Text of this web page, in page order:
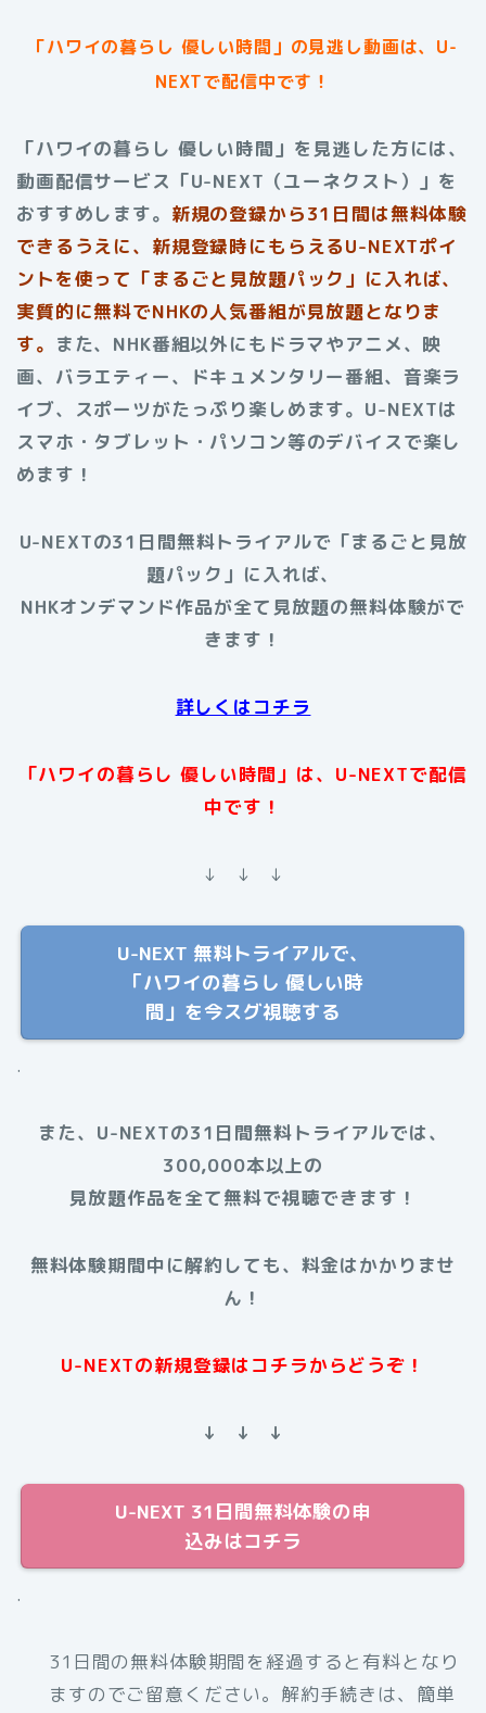
「ハワイの暮らし 優しい時間」 の見逃し動画は、U-
NEXTで配信中です！
「ハワイの暮らし 優しい時間」を見逃した方には、
動画配信サービス「U-NEXT（ユーネクスト）」を
おすすめします。 新規の登録から31日間は無料体験
できるうえに、新規登録時にもらえるU-NEXTポイ
ントを使って「まるごと見放題パック」に入れば、
実質的に無料でNHKの人気番組が見放題となりま
す。 また、NHK番組以外にもドラマやアニメ、映
画、バラエティー、ドキュメンタリー番組、音楽ラ
イブ、スポーツがたっぷり楽しめます。U-NEXTは
スマホ・タブレット・パソコン等のデバイスで楽し
めます！
U-NEXTの31日間無料トライアルで「まるごと見放
題パック」に入れば、
NHKオンデマンド作品が全て見放題の無料体験がで
きます！
詳しくはコチラ
「ハワイの暮らし 優しい時間」は、U-NEXTで配信
中です！
↓ ↓ ↓
U-NEXT 無料トライアルで、
「ハワイの暮らし 優しい時
間」を今スグ視聴する
.
また、U-NEXTの31日間無料トライアルでは、
300,000本以上の
見放題作品を全て無料で視聴できます！
無料体験期間中に解約しても、料金はかかりませ
ん！
U-NEXTの新規登録はコチラからどうぞ！
↓ ↓ ↓
U-NEXT 31日間無料体験の申
込みはコチラ
.
31日間の無料体験期間を経過すると有料となり
ますのでご留意ください。解約手続きは、簡単